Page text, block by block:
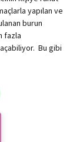
yapılan ve
burun
fazla
Bu gibi